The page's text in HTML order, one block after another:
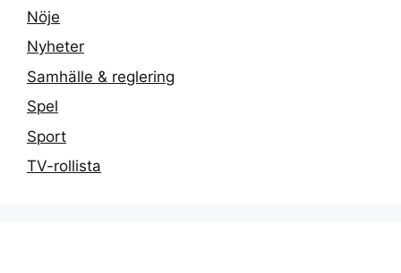
Nöje
Nyheter
Samhälle & reglering
Spel
Sport
TV-rollista